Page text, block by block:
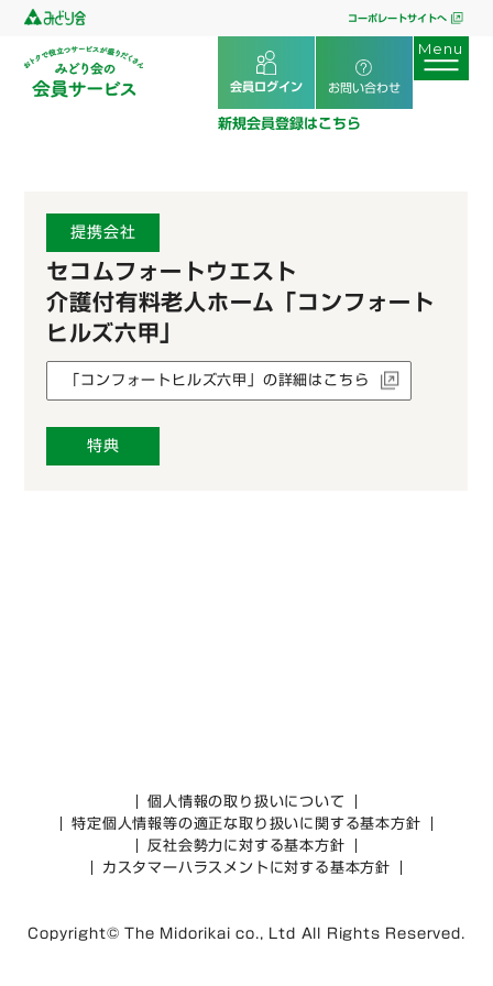
コーポレートサイトへ
会員ログイン
新規会員登録はこちら
お問い合わせ
提携会社
セコムフォートウエスト
介護付有料老人ホーム「コンフォート
ヒルズ六甲」
「コンフォートヒルズ六甲」の詳細はこちら
特典
個人情報の取り扱いについて
特定個人情報等の適正な取り扱いに関する基本方針
反社会勢力に対する基本方針
カスタマーハラスメントに対する基本方針
Copyright© The Midorikai co., Ltd All Rights Reserved.